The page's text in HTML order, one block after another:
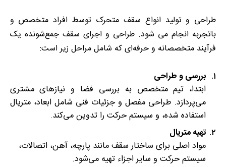
طراحی و تولید انواع سقف متحرک توسط افراد متخصص و
باتجربه انجام می شود. طراحی و اجرای سقف جمع‌شونده یک
فرآیند متخصصانه و حرفه‌ای که شامل مراحل زیر است:
بررسی و طراحی
ابتدا، تیم متخصص به بررسی فضا و نیازهای مشتری
می‌پردازد. طراحی مفصل و جزئیات فنی شامل ابعاد، متریال
استفاده شده، و سیستم حرکت را تدوین می‌کند.
تهیه متریال
مواد اصلی برای ساختار سقف مانند پارچه، آهن، اتصالات،
سیستم حرکت و سایر اجزاء تهیه می‌شود.